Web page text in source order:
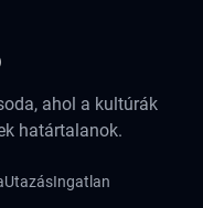
ahol a kultúrák
határtalanok.
UtazásIngatlan